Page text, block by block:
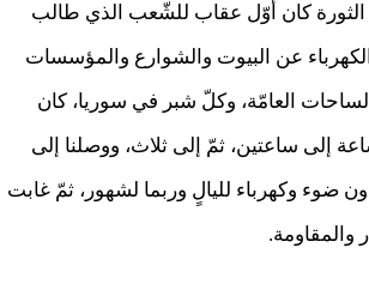
الثورة كان أوّل عقاب للشّعب الذي طالب
عن البيوت والشوارع والمؤسسات
العامّة، وكلّ شبر في سوريا، كان
إلى ساعتين، ثمّ إلى ثلاث، ووصلنا إلى
ضوء وكهرباء لليالٍ وربما لشهور، ثمّ غابت
والمقاومة.